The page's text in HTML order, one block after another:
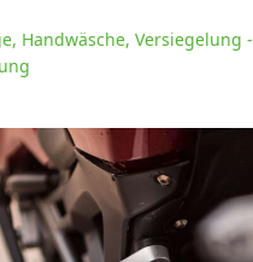
Handwäsche, Versiegelung -